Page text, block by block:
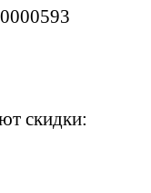
скидки: